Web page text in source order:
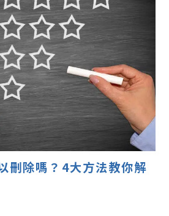
刪除嗎？4大方法教你解